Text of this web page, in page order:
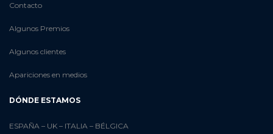
Contacto
Algunos Premios
Algunos clientes
Apariciones en medios
DÓNDE ESTAMOS
ESPAÑA – UK – ITALIA – BÉLGICA